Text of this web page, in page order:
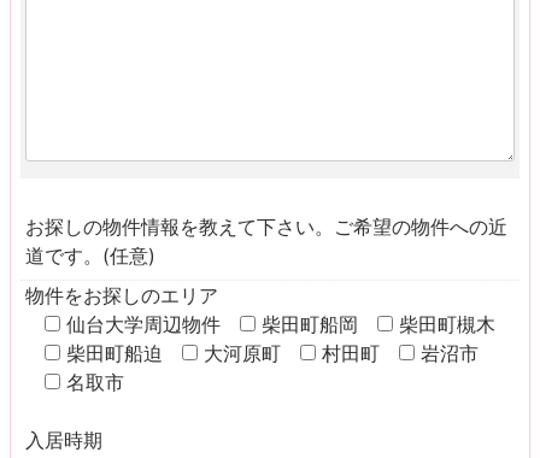
お探しの物件情報を教えて下さい。ご希望の物件への近
道です。(任意)
物件をお探しのエリア
仙台大学周辺物件
柴田町船岡
柴田町槻木
柴田町船迫
大河原町 村田町
岩沼市
名取市
入居時期